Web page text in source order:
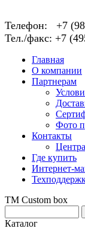
Телефон: +7
Тел./факс: +7
Главная
О компании
Партнерам
Фото
Контакты
Где купить
Интернет-
TM Custom box
Каталог